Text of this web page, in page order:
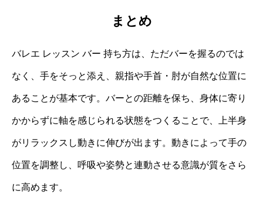
まとめ
バレエ レッスン バー 持ち方は、ただバーを握るのでは
なく、手をそっと添え、親指や手首・肘が自然な位置に
あることが基本です。バーとの距離を保ち、身体に寄り
かからずに軸を感じられる状態をつくることで、上半身
がリラックスし動きに伸びが出ます。動きによって手の
位置を調整し、呼吸や姿勢と連動させる意識が質をさら
に高めます。